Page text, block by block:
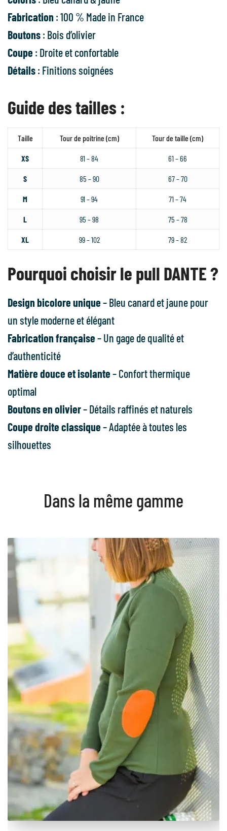
Fabrication: 100 % Made in France
Boutons: Bois d’olivier
Coupe : Droite et confortable
Détails: Finitions soignées
Guide des tailles :
Taille Tour de poitrine (cm) Tour de taille (cm)
XS 81 – 84 61 – 66
S 85 – 90 67 – 70
M 91 – 94 71 – 74
L 95 – 98 75 – 78
XL 99 – 102 79 – 82
Pourquoi choisir le pull DANTE ?
Design bicolore unique– Bleu canard et jaune pour
un style moderne et élégant
Fabrication française– Un gage de qualité et
d’authenticité
Matière douce et isolante– Confort thermique
optimal
Boutons en olivier– Détails raffinés et naturels
Coupe droite classique– Adaptée à toutes les
silhouettes
Dans la même gamme